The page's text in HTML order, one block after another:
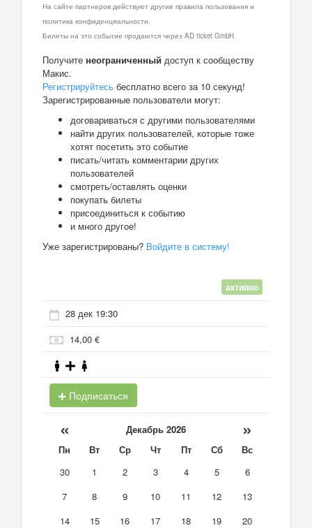
На сайте партнеров действуют другие правила пользования и
политика конфиденциальности.
Билеты на это событие продаются через AD ticket GmbH.
Получите неограниченный доступ к сообществу
Макис.
Регистрируйтесь бесплатно всего за 10 секунд!
Зарегистрированные пользователи могут:
договариваться с другими пользователями
найти других пользователей, которые тоже
хотят посетить это событие
писать/читать комментарии других
пользователей
смотреть/оставлять оценки
покупать билеты
присоединиться к событию
и много другое!
Уже зарегистрированы? Войдите в систему!
активно
28 дек 19:30
14,00 €
Подписаться
« Декабрь 2026 »
Пн Вт Ср Чт Пт Сб
Вс
30
1 2 3 4 5
6
7
8 9 10 11 12
13
14
15 16 17 18 19
20